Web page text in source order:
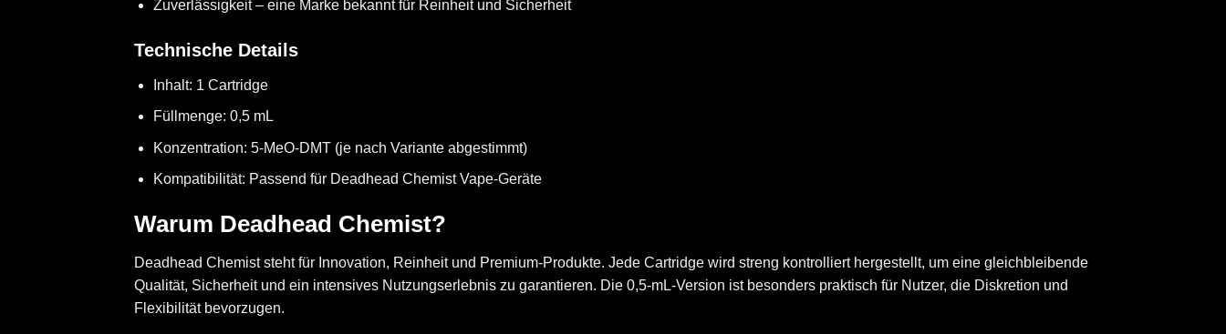
Zuverlässigkeit – eine Marke bekannt für Reinheit und Sicherheit
Technische Details
Inhalt: 1 Cartridge
Füllmenge: 0,5 mL
Konzentration: 5-MeO-DMT (je nach Variante abgestimmt)
Kompatibilität: Passend für Deadhead Chemist Vape-Geräte
Warum Deadhead Chemist?
Deadhead Chemist steht für Innovation, Reinheit und Premium-Produkte. Jede Cartridge wird streng kontrolliert hergestellt, um eine gleichbleibende
Qualität, Sicherheit und ein intensives Nutzungserlebnis zu garantieren. Die 0,5-mL-Version ist besonders praktisch für Nutzer, die Diskretion und
Flexibilität bevorzugen.